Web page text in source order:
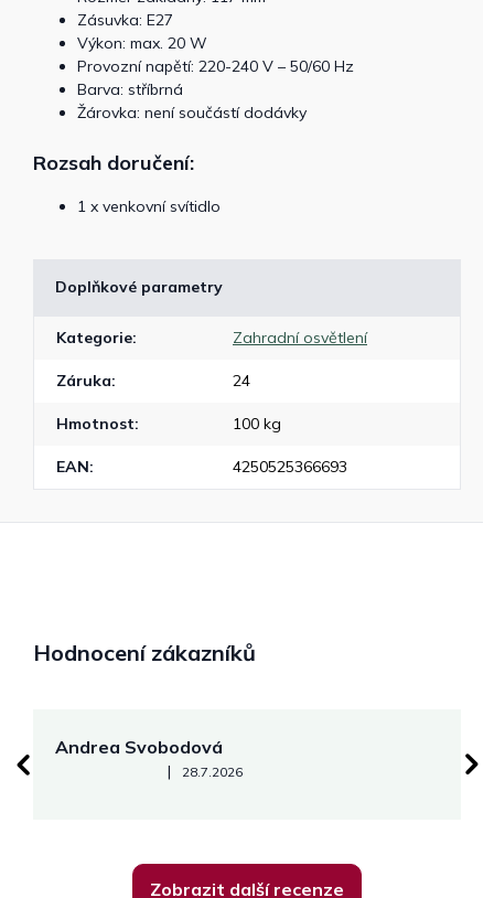
Zásuvka: E27
Výkon: max. 20 W
Provozní napětí: 220-240 V – 50/60 Hz
Barva: stříbrná
Žárovka: není součástí dodávky
Rozsah doručení:
1 x venkovní svítidlo
Doplňkové parametry
Kategorie: Zahradní osvětlení
Záruka: 24
Hmotnost: 100 kg
EAN: 4250525366693
Hodnocení zákazníků
Andrea Svobodová
Hodnocení obchodu je 5 z 5 hvězdiček.
| 28.7.2026
Zobrazit další recenze